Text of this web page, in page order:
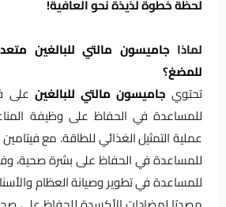
لحظة خطوة لذيذة نحو العافية!
لماذا جاميسون مالتي للبالغين
للمضغ؟
تحتوي جاميسون مالتي للبالغين
للمساعدة في تطوير وصيانة العظام